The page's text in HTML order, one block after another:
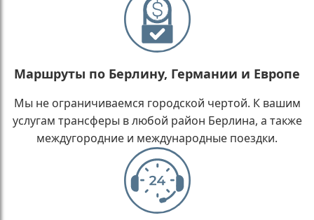
Маршруты по Берлину, Германии и Европе
Мы не ограничиваемся городской чертой. К вашим
услугам трансферы в любой район Берлина, а также
междугородние и международные поездки.